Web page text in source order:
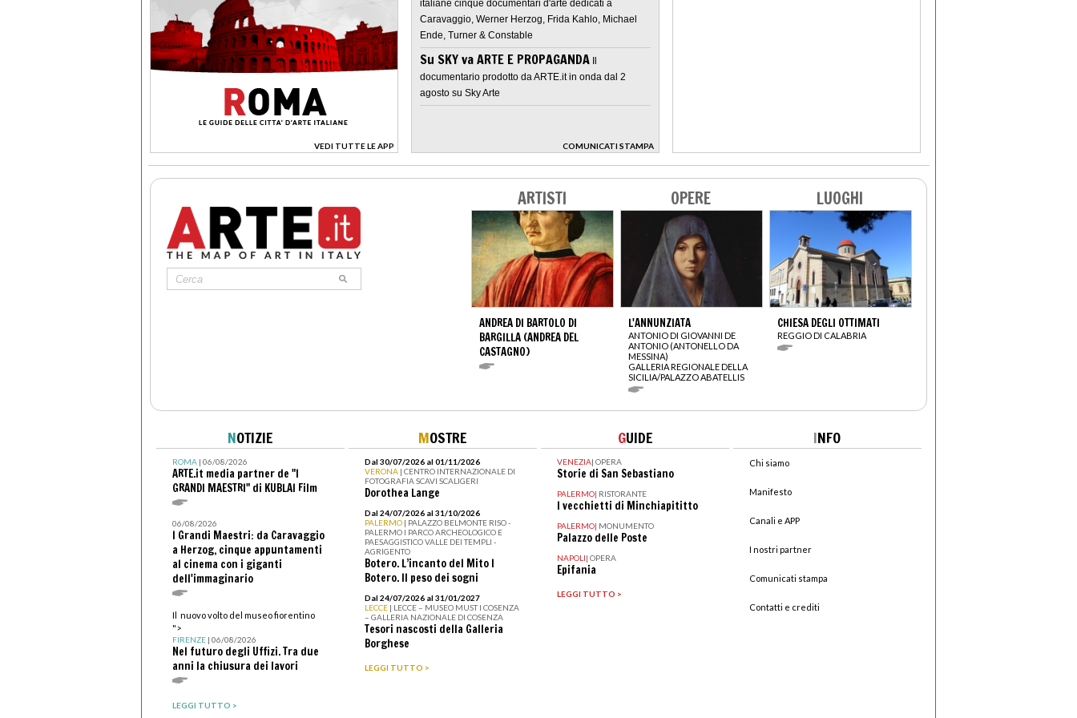
VEDI TUTTE LE APP
>
italiane cinque documentari d'arte dedicati a
Caravaggio, Werner Herzog, Frida Kahlo, Michael
Ende, Turner & Constable
Su SKY va ARTE E PROPAGANDA
documentario prodotto da ARTE.it in onda dal 2
agosto su Sky Arte
COMUNICATI STAMPA
>
ARTISTI
ANDREA DI BARTOLO DI
BARGILLA (ANDREA DEL
CASTAGNO)
OPERE
L'ANNUNZIATA
ANTONIO DI GIOVANNI DE
ANTONIO (ANTONELLO DA
MESSINA)
GALLERIA REGIONALE DELLA
SICILIA/PALAZZO ABATELLIS
LUOGHI
CHIESA DEGLI OTTIMATI
REGGIO DI CALABRIA
NOTIZIE
ROMA| 06/08/2026
ARTE.it media partner de "I
GRANDI MAESTRI" di KUBLAI Film
06/08/2026
I Grandi Maestri: da Caravaggio
a Herzog, cinque appuntamenti
al cinema con i giganti
dell'immaginario
Il nuovo volto del museo fiorentino
">
FIRENZE| 06/08/2026
Nel futuro degli Uffizi. Tra due
anni la chiusura dei lavori
LEGGI TUTTO >
MOSTRE
Dal 30/07/2026 al 01/11/2026
VERONA | CENTRO INTERNAZIONALE DI
FOTOGRAFIA SCAVI SCALIGERI
Dorothea Lange
Dal 24/07/2026 al 31/10/2026
PALERMO | PALAZZO BELMONTE RISO -
PALERMO I PARCO ARCHEOLOGICO E
PAESAGGISTICO VALLE DEI TEMPLI -
AGRIGENTO
Botero. L’incanto del Mito I
Botero. Il peso dei sogni
Dal 24/07/2026 al 31/01/2027
LECCE | LECCE – MUSEO MUST I COSENZA
– GALLERIA NAZIONALE DI COSENZA
Tesori nascosti della Galleria
Borghese
LEGGI TUTTO >
GUIDE
VENEZIA| OPERA
Storie di San Sebastiano
PALERMO| RISTORANTE
I vecchietti di Minchiapititto
PALERMO| MONUMENTO
Palazzo delle Poste
NAPOLI| OPERA
Epifania
LEGGI TUTTO >
INFO
Chi siamo
Manifesto
Canali e APP
I nostri partner
Comunicati stampa
Contatti e crediti